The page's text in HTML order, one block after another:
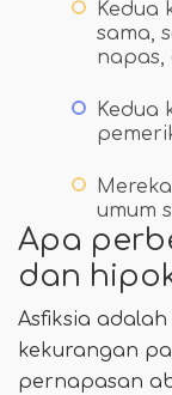
Kedua
sama,
napas,
Kedua
umum
Apa
dan
Asfiksia
kekurangan
pernapasan